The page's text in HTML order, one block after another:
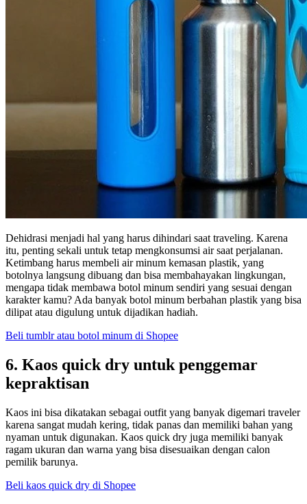
Dehidrasi menjadi hal yang harus dihindari saat traveling. Karena
itu, penting sekali untuk tetap mengkonsumsi air saat perjalanan.
Ketimbang harus membeli air minum kemasan plastik, yang
botolnya langsung dibuang dan bisa membahayakan lingkungan,
mengapa tidak membawa botol minum sendiri yang sesuai dengan
karakter kamu? Ada banyak botol minum berbahan plastik yang bisa
dilipat atau digulung untuk dijadikan hadiah.
Beli tumblr atau botol minum di Shopee
6. Kaos quick dry untuk penggemar
kepraktisan
Kaos ini bisa dikatakan sebagai outfit yang banyak digemari traveler
karena sangat mudah kering, tidak panas dan memiliki bahan yang
nyaman untuk digunakan. Kaos quick dry juga memiliki banyak
ragam ukuran dan warna yang bisa disesuaikan dengan calon
pemilik barunya.
Beli kaos quick dry di Shopee